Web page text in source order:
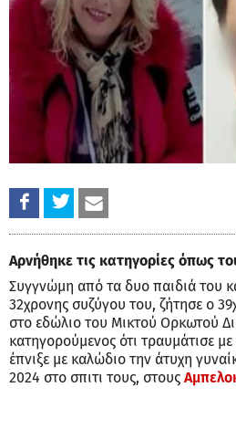
Αρνήθηκε τις κατηγορίες όπως
Συγγνώμη από τα δυο παιδιά του
32χρονης συζύγου του, ζήτησε ο
στο εδώλιο του Μικτού Ορκωτού
κατηγορούμενος ότι τραυμάτισε
έπνιξε με καλώδιο την άτυχη
2024 στο σπιτι τους, στους